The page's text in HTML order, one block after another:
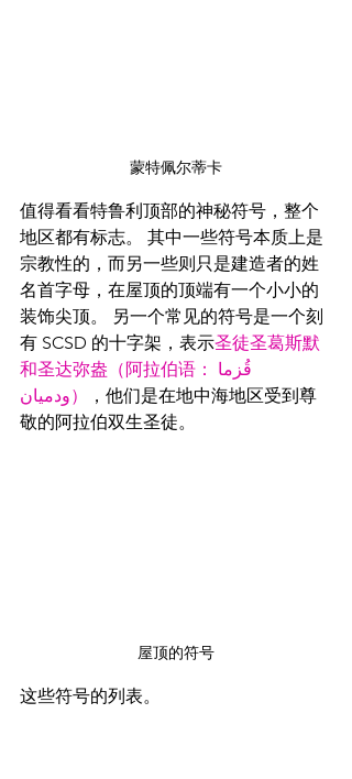
蒙特佩尔蒂卡
值得看看特鲁利顶部的神秘符号，整个
地区都有标志。 其中一些符号本质上是
宗教性的，而另一些则只是建造者的姓
名首字母，在屋顶的顶端有一个小小的
装饰尖顶。 另一个常见的符号是一个刻
有 SCSD 的十字架，表示圣徒圣葛斯默
和圣达弥盎（阿拉伯语：قُزما
ودميان）
，他们是在地中海地区受到尊
敬的阿拉伯双生圣徒。
屋顶的符号
这些符号的列表。